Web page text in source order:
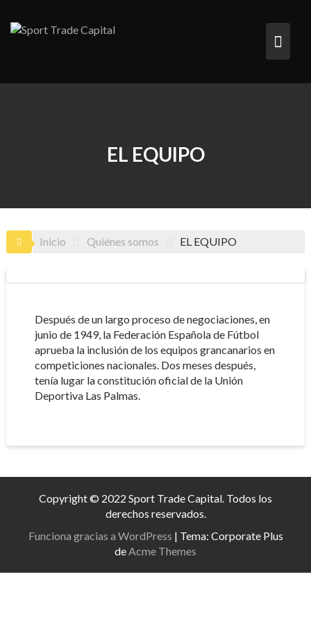
contenido
EL EQUIPO
Inicio Quiénes somos EL EQUIPO
Después de un largo proceso de negociaciones, en
junio de 1949, la Federación Española de Fútbol
aprueba la inclusión de los equipos grancanarios en
competiciones nacionales. Dos meses después,
tenía lugar la constitución oficial de la Unión
Deportiva Las Palmas.
Copyright © 2022 Sport Trade Capital. Todos los
derechos reservados.
Funciona gracias a WordPress | Tema: Corporate Plus
deAcme Themes